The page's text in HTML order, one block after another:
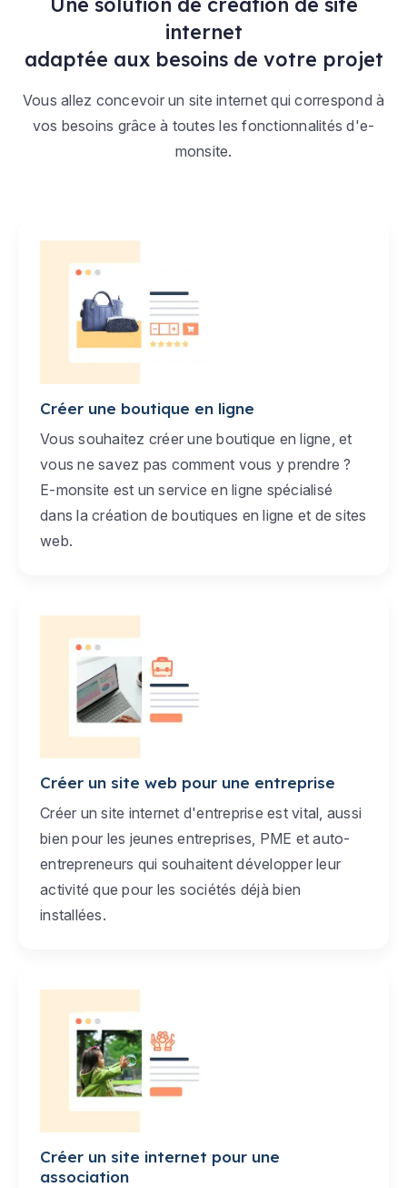
internet
adaptée aux besoins de votre projet
Vous allez concevoir un site internet qui correspond à
vos besoins grâce à toutes les fonctionnalités d'e-
monsite.
Créer une boutique en ligne
Vous souhaitez créer une boutique en ligne, et
vous ne savez pas comment vous y prendre ?
E-monsite est un service en ligne spécialisé
dans la création de boutiques en ligne et de sites
web.
Créer un site web pour une entreprise
Créer un site internet d'entreprise est vital, aussi
bien pour les jeunes entreprises, PME et auto-
entrepreneurs qui souhaitent développer leur
activité que pour les sociétés déjà bien
installées.
Créer un site internet pour une
association